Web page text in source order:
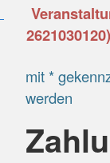
mit *
werden